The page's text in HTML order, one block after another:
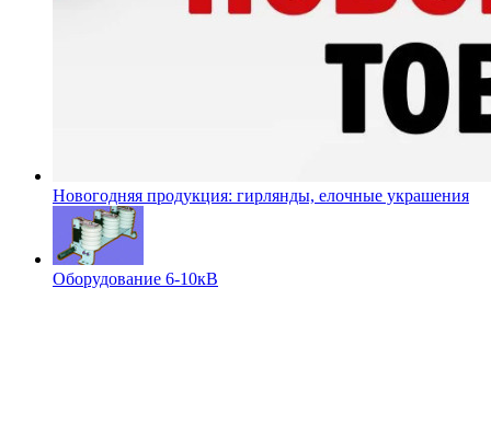
Новогодняя продукция: гирлянды, елочные украшения
Оборудование 6-10кВ